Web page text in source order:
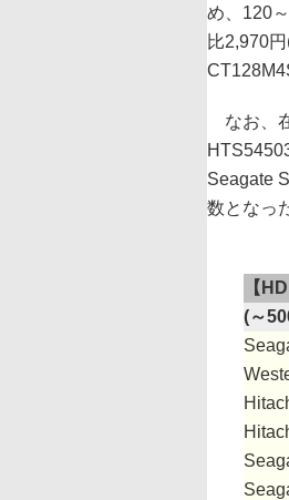
め、120
比2,970
なお、
Seagate
数となっ
【
(～